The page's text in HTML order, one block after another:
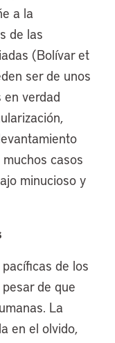
a la
de las
(Bolívar et
ser de unos
verdad
casos
minucioso y
de los
de que
La
en el olvido,